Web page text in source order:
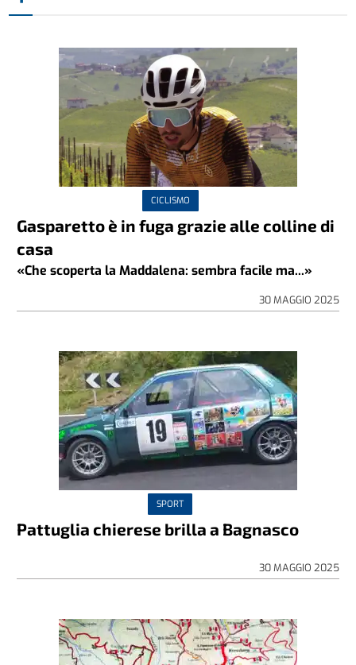
CICLISMO
Gasparetto è in fuga grazie alle colline di
casa
«Che scoperta la Maddalena: sembra facile ma...»
30 MAGGIO 2025
SPORT
Pattuglia chierese brilla a Bagnasco
30 MAGGIO 2025